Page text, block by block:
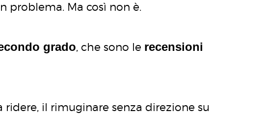
problema. Ma così non è.
grado, che sono le recensioni
ridere, il rimuginare senza direzione su